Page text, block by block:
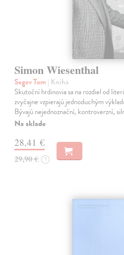
Simon Wiesenthal
Segev Tom | Kniha
Skutoční hrdinovia sa na rozdiel od
zvyčajne vzpierajú jednoduchým
Bývajú nejednoznační, kontroverzní,
Na sklade
28,41 €
29,90 € ?